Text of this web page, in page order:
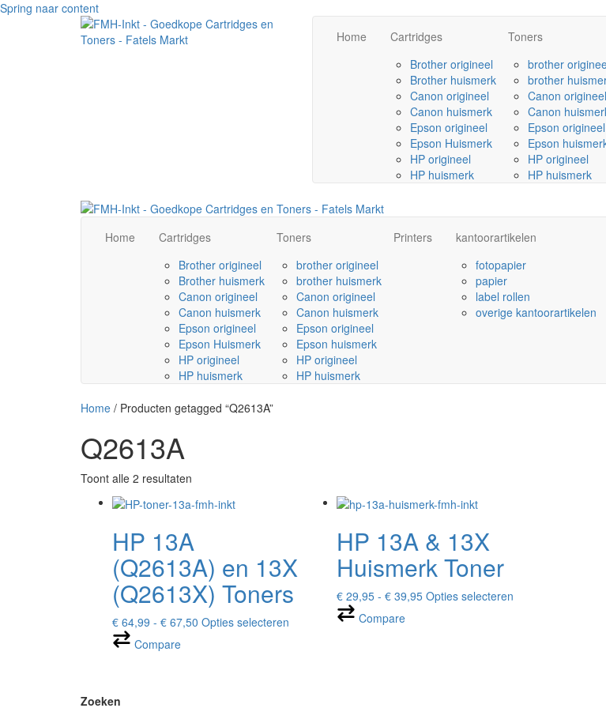
Spring naar content
Home
Cartridges
Brother origineel
Brother huismerk
Canon origineel
Canon huismerk
Epson origineel
Epson Huismerk
HP origineel
HP huismerk
Toners
brother
brother
Canon origineel
Canon
Epson origineel
Epson
HP origineel
HP huismerk
Home
Cartridges
Brother origineel
Brother huismerk
Canon origineel
Canon huismerk
Epson origineel
Epson Huismerk
HP origineel
HP huismerk
Toners
brother origineel
brother huismerk
Canon origineel
Canon huismerk
Epson origineel
Epson huismerk
HP origineel
HP huismerk
Printers
kantoorartikelen
fotopapier
papier
label rollen
overige kantoorartikelen
Home / Producten getagged “Q2613A”
Q2613A
Toont alle 2 resultaten
HP 13A
(Q2613A) en 13X
(Q2613X) Toners
€ 64,99 - € 67,50 Prijsklasse:
Opties selecteren
Compare
HP 13A & 13X
Huismerk Toner
€ 29,95 - € 39,95Prijsklasse:
Opties selecteren
Compare
Zoeken